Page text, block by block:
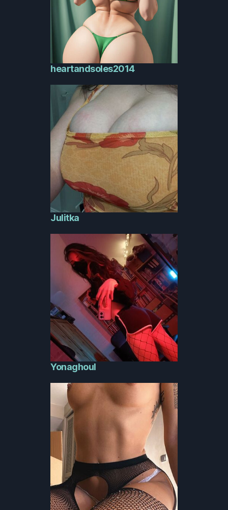
heartandsoles2014
Julitka
Yonaghoul